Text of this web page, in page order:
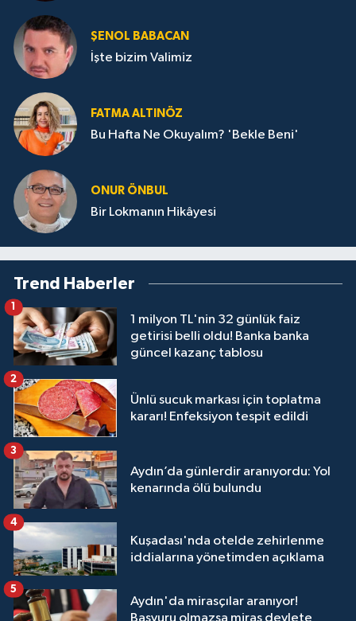
ŞENOL BABACAN
İşte bizim Valimiz
FATMA ALTINÖZ
Bu Hafta Ne Okuyalım? 'Bekle Beni'
ONUR ÖNBUL
Bir Lokmanın Hikâyesi
Trend Haberler
1 milyon TL'nin 32 günlük faiz
getirisi belli oldu! Banka banka
güncel kazanç tablosu
1
Ünlü sucuk markası için toplatma
kararı! Enfeksiyon tespit edildi
2
Aydın’da günlerdir aranıyordu: Yol
kenarında ölü bulundu
3
Kuşadası'nda otelde zehirlenme
iddialarına yönetimden açıklama
4
Aydın'da mirasçılar aranıyor!
5